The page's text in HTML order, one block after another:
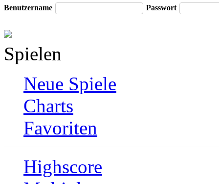
Benutzername Passwort
Spielen
Neue Spiele
Charts
Favoriten
Highscore